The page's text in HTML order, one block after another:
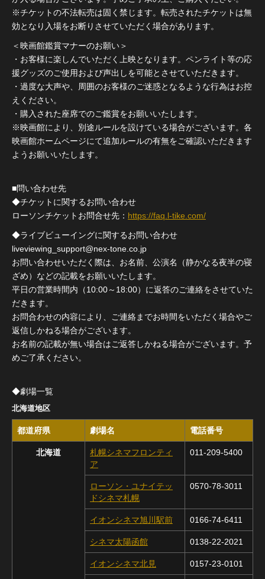
※チケットの不法転売は固く禁じます。転売されたチケットは無
効となり入場をお断りさせていただく場合があります。
＜映画館鑑賞マナーのお願い＞
・お客様に楽しんでいただく上映となります。ペンライト等の応
援グッズのご使用および声出しを可能とさせていただきます。
・過度な大声や、周囲のお客様のご迷惑となるような行為はお控
えください。
・購入された座席でのご鑑賞をお願いいたします。
※映画館により、別途ルールを設けている場合がございます。各
映画館ホームページにて追加ルールの有無をご確認いただきます
ようお願いいたします。
■問い合わせ先
◆チケットに関するお問い合わせ
ローソンチケットお問合せ先： https://faq.l-tike.com/
◆ライブビューイングに関するお問い合わせ
liveviewing_support@nex-tone.co.jp
お問い合わせいただく際は、お名前、公演名（静かなる夜半の寝
ざめ）などの記載をお願いいたします。
平日の営業時間内（10:00～18:00）に返答のご連絡をさせていた
だきます。
お問合わせの内容により、ご連絡までお時間をいただく場合やご
返信しかねる場合がございます。
お名前の記載が無い場合はご返答しかねる場合がございます。予
めご了承ください。
◆劇場一覧
北海道地区
都道府県 劇場名 電話番号
北海道
札幌シネマフロンティ
ア
011-209-5400
ローソン・ユナイテッ
ドシネマ札幌
0570-78-3011
イオンシネマ旭川駅前 0166-74-6411
シネマ太陽函館 0138-22-2021
イオンシネマ北見 0157-23-0101